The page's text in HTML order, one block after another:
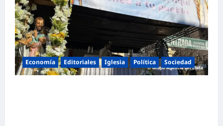
Economía Editoriales Iglesia Política Sociedad